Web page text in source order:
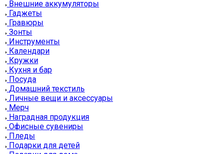
Внешние аккумуляторы
Гаджеты
Гравюры
Зонты
Инструменты
Календари
Кружки
Кухня и бар
Посуда
Домашний текстиль
Личные вещи и аксессуары
Мерч
Наградная продукция
Офисные сувениры
Пледы
Подарки для детей